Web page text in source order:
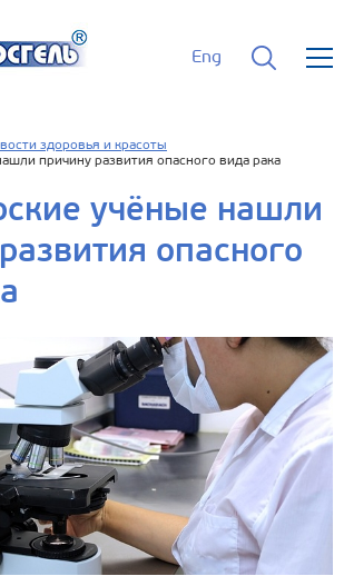
Eng
здоровья и красоты
причину развития опасного вида рака
учёные нашли
опасного